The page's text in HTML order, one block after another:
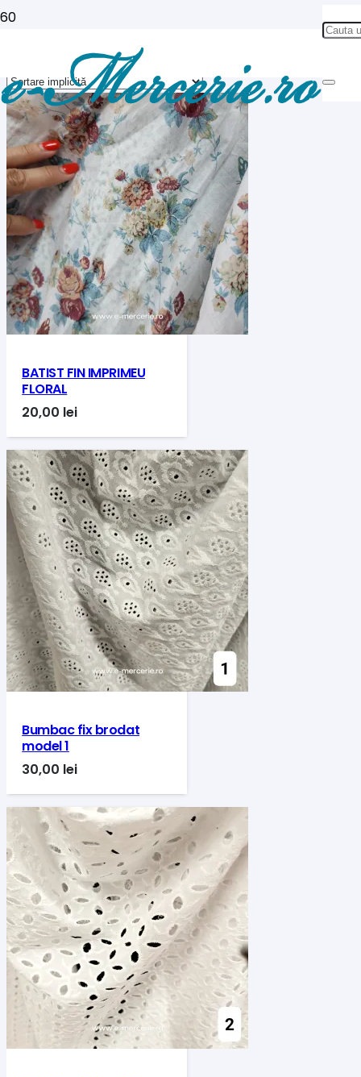
Bumbac fix
BATIST FIN IMPRIMEU
FLORAL
20,00 lei
Bumbac fix brodat
model 1
30,00 lei